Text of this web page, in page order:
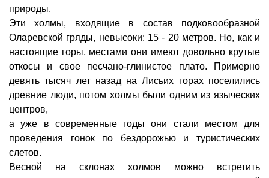
природы.
Эти холмы, входящие в состав подковообразной
Оларевской гряды, невысоки: 15 - 20 метров. Но, как и
настоящие горы, местами они имеют довольно крутые
откосы и свое песчано-глинистое плато. Примерно
девять тысяч лет назад на Лисьих горах поселились
древние люди, потом холмы были одним из языческих
центров,
а уже в современные годы они стали местом для
проведения гонок по бездорожью и туристических
слетов.
Весной на склонах холмов можно встретить